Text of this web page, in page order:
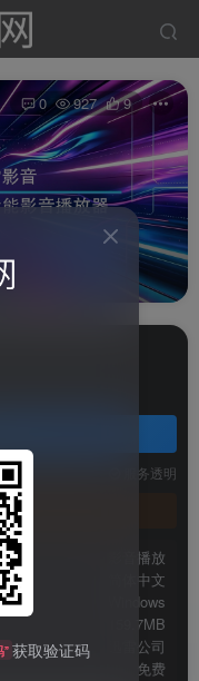
0 927 9
服务透明
影音播放
简体中文
Windows
159.7MB
迅雷公司
免费
获取验证码